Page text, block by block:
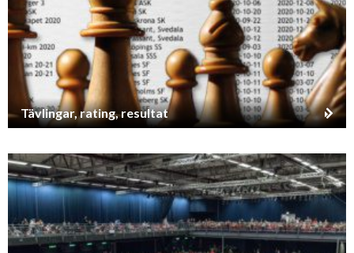
Tävlingar, rating, resultat